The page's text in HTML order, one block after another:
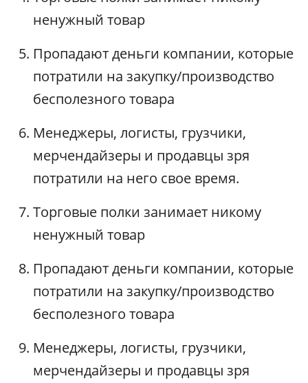
ненужный товар
Пропадают деньги компании, которые
потратили на закупку/производство
бесполезного товара
Менеджеры, логисты, грузчики,
мерчендайзеры и продавцы зря
потратили на него свое время.
Торговые полки занимает никому
ненужный товар
Пропадают деньги компании, которые
потратили на закупку/производство
бесполезного товара
Менеджеры, логисты, грузчики,
мерчендайзеры и продавцы зря